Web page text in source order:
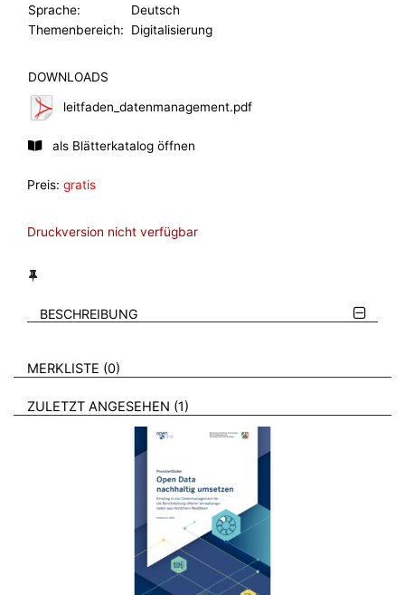
Sprache:
Deutsch
Themenbereich:
Digitalisierung
DOWNLOADS
leitfaden_datenmanagement.pdf
als Blätterkatalog öffnen
Preis: gratis
Druckversion nicht verfügbar
BESCHREIBUNG
VERWEISE AUF VERMERKTE- ODER ZULETZT ANGESEHENE
MERKLISTE 0 BROSCHÜREN
ZULETZT ANGESEHEN 1 BROSCHÜREN